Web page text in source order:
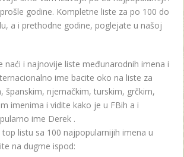
godine. Kompletne liste za po 100 do
a i prethodne godine, poglejate u našoj
naći i najnovije liste međunarodnih imena i
ime bacite oko na liste za
španskim, njemačkim, turskim, grčkim,
imenima i vidite kako je u FBih a i
ime Derek .
listu sa 100 najpopularnijih imena u
na dugme ispod: